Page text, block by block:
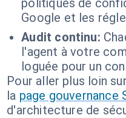
politiques de
Google et les
Audit continu:
l'agent à votre
loguée pour un
Pour aller plus loin
la page gouvernance
d'architecture de